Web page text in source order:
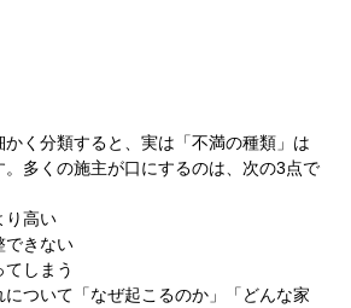
く分類すると、実は「不満の種類」は
多くの施主が口にするのは、次の3点で
り高い
できない
しまう
について「なぜ起こるのか」「どんな家